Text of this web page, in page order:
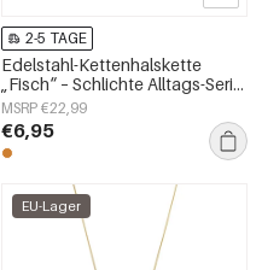
2-5 TAGE
Edelstahl-Kettenhalskette
„Fisch“ – Schlichte Alltags-Serie
– Damenschmuck
MSRP €22,99
€6,95
EU-Lager